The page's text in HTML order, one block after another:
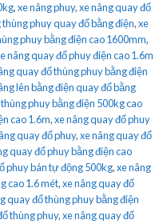
,xe nâng phuy,xe nâng quay đổ
thùng phuy quay đổ bằng điện,xe
phuy bằng điện cao 1600mm,
nâng quay đổ phuy điện cao 1.6m
quay đổ thùng phuy bằng điện
lên bằng điện quay đổ bằng
phuy bằng điện 500kg cao
cao 1.6m,xe nâng quay đổ phuy
quay đổ phuy,xe nâng quay đổ
quay đổ phuy bằng điện cao
phuy bán tự động 500kg,xe nâng
cao 1.6 mét,xe nâng quay đổ
quay đổ thùng phuy bằng điện
thùng phuy,xe nâng quay đổ